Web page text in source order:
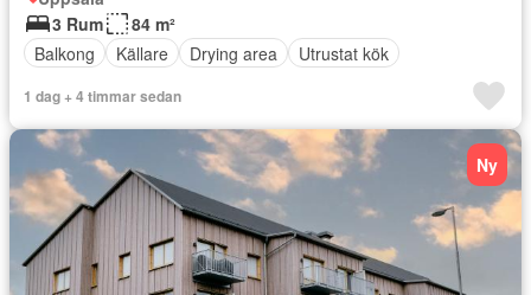
3 Rum
84 m²
Balkong
Källare Drying area Utrustat kök
1 dag + 4 timmar sedan
Ny